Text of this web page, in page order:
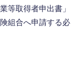
等取得者申出書」
組合へ申請する必